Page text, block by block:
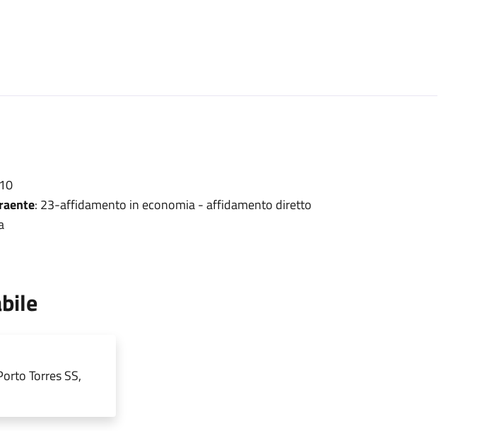
: 23-affidamento in economia - affidamento diretto
Torres SS,